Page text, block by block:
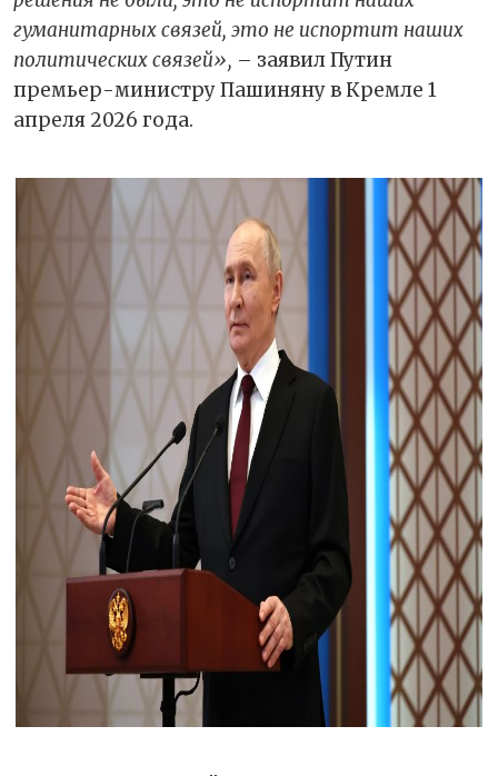
гуманитарных связей, это не испортит наших
политических связей», – заявил Путин
премьер-министру Пашиняну в Кремле 1
апреля 2026 года.